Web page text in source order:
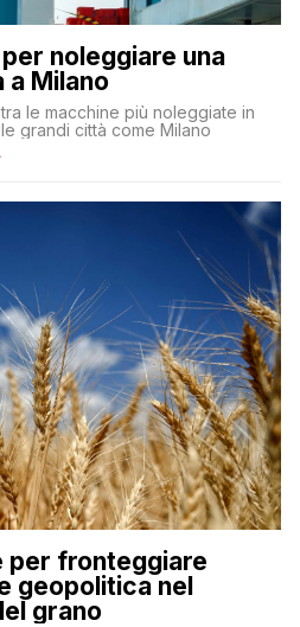
noleggiare una
Milano
le macchine più noleggiate in
grandi città come Milano
per fronteggiare
geopolitica nel
grano